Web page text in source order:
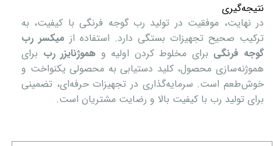
نتیجه‌گیری
در نهایت، موفقیت در تولید رب گوجه فرنگی با کیفیت، به
ترکیب صحیح تجهیزات بستگی دارد. استفاده از میکسر رب
گوجه فرنگی برای مخلوط کردن اولیه و هموژنایزر رب برای
هموژنه‌سازی محصول، کلید دستیابی به محصولی یکنواخت و
خوش‌طعم است. سرمایه‌گذاری در تجهیزات حرفه‌ای، تضمینی
برای تولید رب با کیفیت بالا و رضایت مشتریان است.